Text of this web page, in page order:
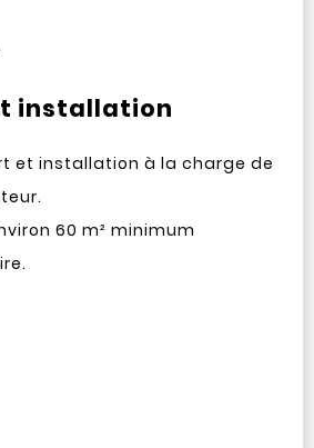
installation
et installation à la charge de
60 m² minimum